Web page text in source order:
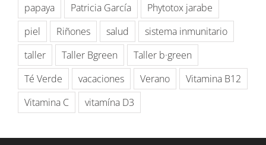
papaya
Patricia García
Phytotox jarabe
piel
Riñones salud
sistema inmunitario
taller
Taller Bgreen
Taller b·green
Té Verde
vacaciones Verano
Vitamina B12
Vitamina C
vitamína D3